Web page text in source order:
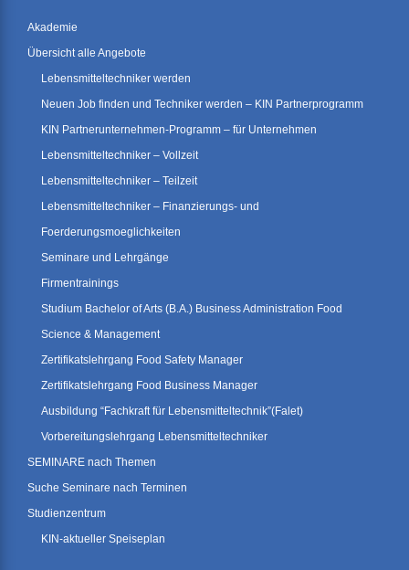
Akademie
Übersicht alle Angebote
Lebensmitteltechniker werden
Neuen Job finden und Techniker werden – KIN Partnerprogramm
KIN Partnerunternehmen-Programm – für Unternehmen
Lebensmitteltechniker – Vollzeit
Lebensmitteltechniker – Teilzeit
Lebensmitteltechniker – Finanzierungs- und
Foerderungsmoeglichkeiten
Seminare und Lehrgänge
Firmentrainings
Studium Bachelor of Arts (B.A.) Business Administration Food
Science & Management
Zertifikatslehrgang Food Safety Manager
Zertifikatslehrgang Food Business Manager
Ausbildung “Fachkraft für Lebensmitteltechnik”(Falet)
Vorbereitungslehrgang Lebensmitteltechniker
SEMINARE nach Themen
Suche Seminare nach Terminen
Studienzentrum
KIN-aktueller Speiseplan